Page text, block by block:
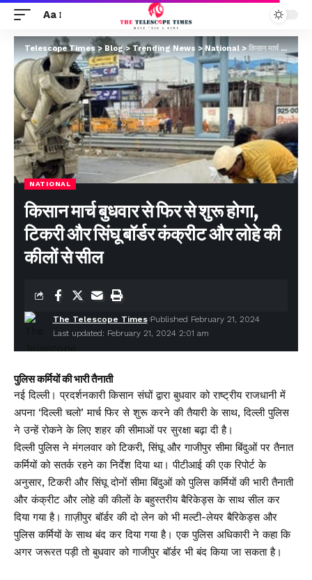
Aa
Telescope Times> Blog> Trending News >National>किसान मार्च बुधवार से फिर से शुरू होगा, टिकरी और सिंघू बॉर्डर कंक्रीट और लोहे की कीलों से सील
NATIONAL
किसान मार्च बुधवार से फिर से शुरू होगा,
टिकरी और सिंघू बॉर्डर कंक्रीट और लोहे की
कीलों से सील
Last updated: February 21, 2024 2:01 am
The Telescope Times Published February 21, 2024
पुलिस कर्मियों की भारी तैनाती
नई दिल्ली। प्रदर्शनकारी किसान संघों द्वारा बुधवार को राष्ट्रीय राजधानी में
अपना ‘दिल्ली चलो’ मार्च फिर से शुरू करने की तैयारी के साथ, दिल्ली पुलिस
ने उन्हें रोकने के लिए शहर की सीमाओं पर सुरक्षा बढ़ा दी है।
दिल्ली पुलिस ने मंगलवार को टिकरी, सिंघू और गाजीपुर सीमा बिंदुओं पर तैनात
कर्मियों को सतर्क रहने का निर्देश दिया था। पीटीआई की एक रिपोर्ट के
अनुसार, टिकरी और सिंघू दोनों सीमा बिंदुओं को पुलिस कर्मियों की भारी तैनाती
और कंक्रीट और लोहे की कीलों के बहुस्तरीय बैरिकेड्स के साथ सील कर
दिया गया है। ग़ाज़ीपुर बॉर्डर की दो लेन को भी मल्टी-लेयर बैरिकेड्स और
पुलिस कर्मियों के साथ बंद कर दिया गया है। एक पुलिस अधिकारी ने कहा कि
अगर जरूरत पड़ी तो बुधवार को गाजीपुर बॉर्डर भी बंद किया जा सकता है।